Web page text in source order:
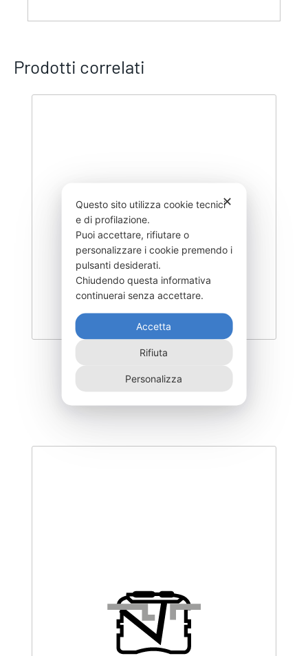
Prodotti correlati
915,00€
✕
Questo sito utilizza cookie tecnici
e di profilazione.
Puoi accettare, rifiutare o
personalizzare i cookie premendo i
pulsanti desiderati.
Chiudendo questa informativa
continuerai senza accettare.
Accetta
Rifiuta
Personalizza